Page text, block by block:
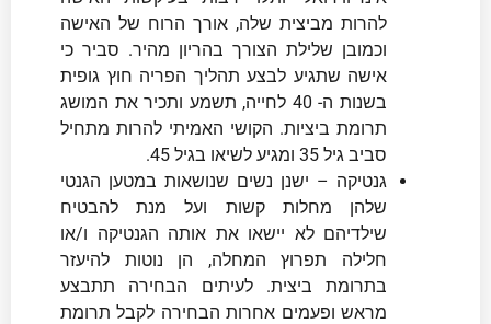
להרות מביצית שלה, אורך הרוח של האישה
וכמובן שלילת הצורך בהריון מהיר. סביר כי
אישה שתגיע לבצע תהליך הפריה חוץ גופית
בשנות ה- 40 לחייה, תשמע ותכיר את המושג
תרומת ביציות. הקושי האמיתי להרות מתחיל
סביב גיל 35 ומגיע לשיאו בגיל 45.
גנטיקה – ישנן נשים שנושאות במטען הגנטי
שלהן מחלות קשות ועל מנת להבטיח
שילדיהם לא יישאו את אותה הגנטיקה ו/או
חלילה תפרוץ המחלה, הן נוטות להיעזר
בתרומת ביצית. לעיתים הבחירה תתבצע
מראש ופעמים אחרות הבחירה לקבל תרומת